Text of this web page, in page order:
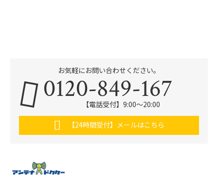
お気軽にお問い合わせください。
0120-849-167
【電話受付】9:00〜20:00
【24時間受付】メールはこちら